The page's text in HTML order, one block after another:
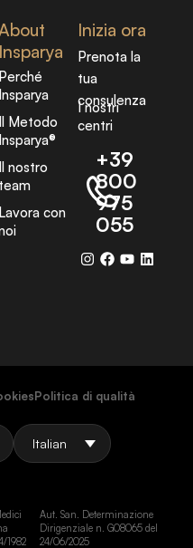
Insparya
Perché
Insparya
Il Metodo
Insparya®
Il nostro
team
Lavora con
Inizia ora
Prenota la
tua
consulenza
I nostri
centri
+39
800
975
055
Politica di qualità
1982
Aut. San. Determinazione
Dirigenziale n. G08065 del
24/06/2025